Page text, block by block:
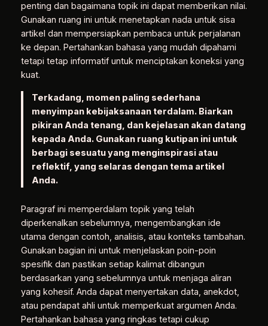
penting dan bagaimana topik ini dapat memberikan nilai.
Gunakan ruang ini untuk menetapkan nada untuk sisa
artikel dan mempersiapkan pembaca untuk perjalanan
ke depan. Pertahankan bahasa yang mudah dipahami
tetapi tetap informatif untuk menciptakan koneksi yang
kuat.
Terkadang, momen paling sederhana
menyimpan kebijaksanaan terdalam. Biarkan
pikiran Anda tenang, dan kejelasan akan datang
kepada Anda. Gunakan ruang kutipan ini untuk
berbagi sesuatu yang menginspirasi atau
reflektif, yang selaras dengan tema artikel
Anda.
Paragraf ini memperdalam topik yang telah
diperkenalkan sebelumnya, mengembangkan ide
utama dengan contoh, analisis, atau konteks tambahan.
Gunakan bagian ini untuk menjelaskan poin-poin
spesifik dan pastikan setiap kalimat dibangun
berdasarkan yang sebelumnya untuk menjaga aliran
yang kohesif. Anda dapat menyertakan data, anekdot,
atau pendapat ahli untuk memperkuat argumen Anda.
Pertahankan bahasa yang ringkas tetapi cukup